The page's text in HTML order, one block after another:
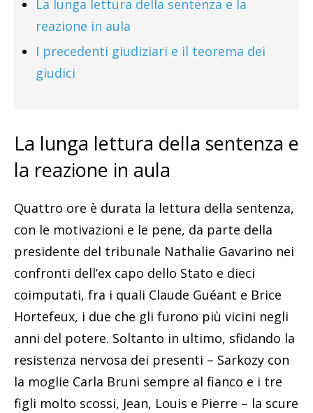
La lunga lettura della sentenza e la
reazione in aula
I precedenti giudiziari e il teorema dei
giudici
La lunga lettura della sentenza e
la reazione in aula
Quattro ore è durata la lettura della sentenza,
con le motivazioni e le pene, da parte della
presidente del tribunale Nathalie Gavarino nei
confronti dell’ex capo dello Stato e dieci
coimputati, fra i quali Claude Guéant e Brice
Hortefeux, i due che gli furono più vicini negli
anni del potere. Soltanto in ultimo, sfidando la
resistenza nervosa dei presenti – Sarkozy con
la moglie Carla Bruni sempre al fianco e i tre
figli molto scossi, Jean, Louis e Pierre – la scure